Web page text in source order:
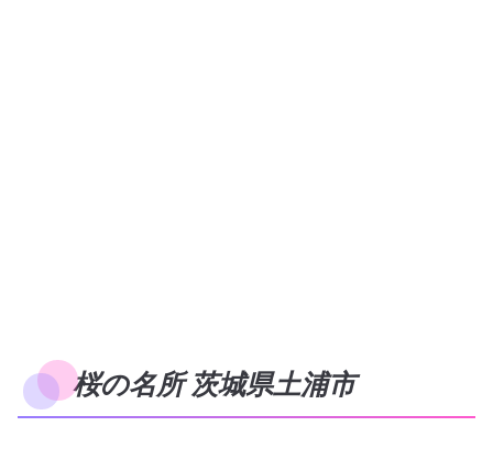
桜の名所 茨城県土浦市